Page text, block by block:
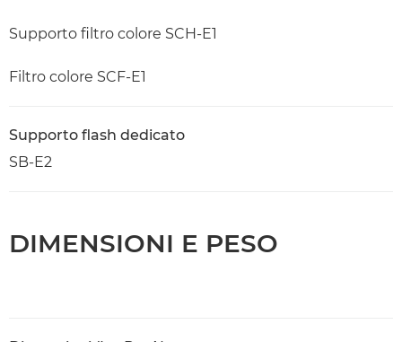
Supporto filtro colore SCH-E1
Filtro colore SCF-E1
Supporto flash dedicato
SB-E2
DIMENSIONI E PESO